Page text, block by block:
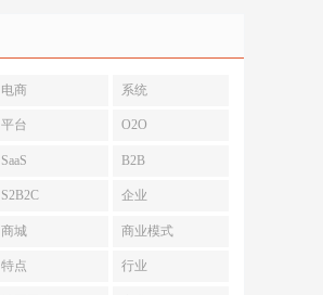
电商 系统
平台 O2O
SaaS B2B
S2B2C 企业
商城 商业模式
特点 行业